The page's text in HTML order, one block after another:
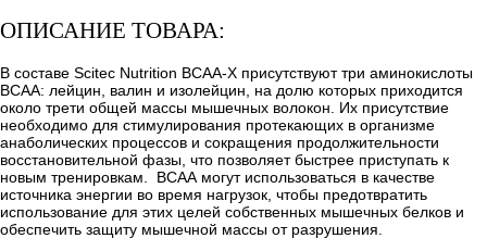
ОПИСАНИЕ ТОВАРА:
В составе Scitec Nutrition BCAA-X присутствуют три аминокислоты
ВСАА: лейцин, валин и изолейцин, на долю которых приходится
около трети общей массы мышечных волокон. Их присутствие
необходимо для стимулирования протекающих в организме
анаболических процессов и сокращения продолжительности
восстановительной фазы, что позволяет быстрее приступать к
новым тренировкам. ВСАА могут использоваться в качестве
источника энергии во время нагрузок, чтобы предотвратить
использование для этих целей собственных мышечных белков и
обеспечить защиту мышечной массы от разрушения.